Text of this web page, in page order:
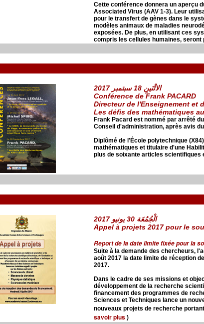
Cette conférence donnera un aperçu
Associated Virus (AAV 1-3). Leur
pour le transfert de gènes dans le
modèles animaux de maladies
exposées. De plus, en utilisant ces
compris les cellules humaines,
الاثْنَينِ 18 سبتمبر 2017
Conférence de Frank PACARD
Directeur de l'Enseignement et
Les défis des mathématiques
Frank Pacard est nommé par arrêté
Conseil d'administration, après avis
Diplômé de l'École polytechnique
mathématiques et titulaire d'une
plus de soixante articles scientifiques
الْجُمُعَة 30 يونيو 2017
Appel à projets 2017 pour le
Report de la date limite fixée pour la
Suite à la demande des chercheurs,
août 2017 la date limite de réception
2017.
Dans le cadre de ses missions et
développement de la recherche
financement des programmes de
Sciences et Techniques lance un
nouveaux projets de recherche
savoir plus )